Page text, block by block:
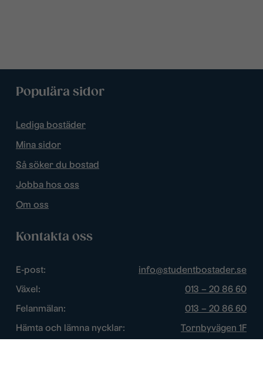
Populära sidor
Lediga bostäder
Mina sidor
Så söker du bostad
Jobba hos oss
Om oss
Kontakta oss
E-post:
info@studentbostader.se
Växel:
013 – 20 86 60
Felanmälan:
013 – 20 86 60
Hämta och lämna nycklar:
Tornbyvägen 1F